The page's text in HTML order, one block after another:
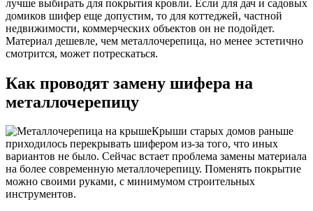
лучше выбирать для покрытия кровли. Если для дач и садовых
домиков шифер еще допустим, то для коттеджей, частной
недвижимости, коммерческих объектов он не подойдет.
Материал дешевле, чем металлочерепица, но менее эстетично
смотрится, может потрескаться.
Как проводят замену шифера на
металлочерепицу
Крыши старых домов раньше
приходилось перекрывать шифером из-за того, что иных
вариантов не было. Сейчас встает проблема замены материала
на более современную металлочерепицу. Поменять покрытие
можно своими руками, с минимумом строительных
инструментов.